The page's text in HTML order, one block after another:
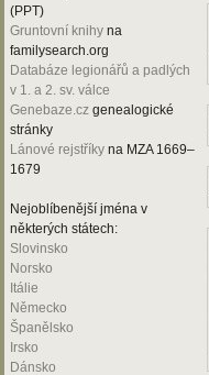
(PPT)
Gruntovní knihy na
familysearch.org
Databáze legionářů a padlých
v 1. a 2. sv. válce
Genebaze.cz genealogické
stránky
Lánové rejstříky na MZA 1669–
1679
Nejoblíbenější jména v
některých státech:
Slovinsko
Norsko
Itálie
Německo
Španělsko
Irsko
Dánsko